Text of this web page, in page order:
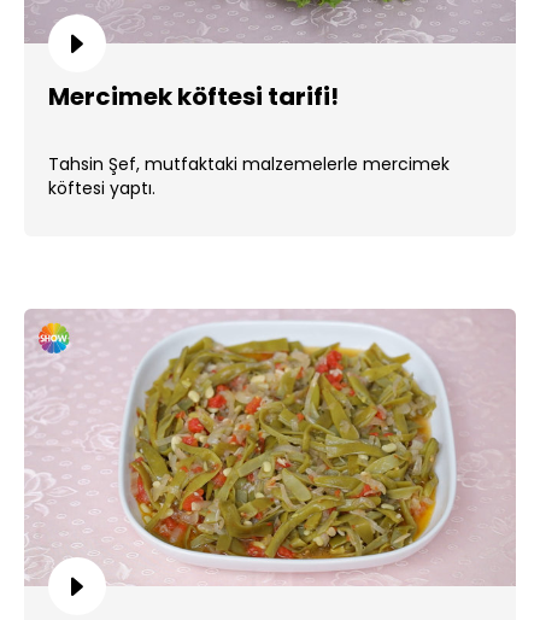
Mercimek köftesi tarifi!
Tahsin Şef, mutfaktaki malzemelerle mercimek
köftesi yaptı.